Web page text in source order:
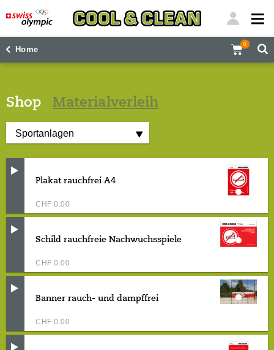
Home
0
Shop Materialverleih
Plakat rauchfrei A4
CHF0.00
Schild rauchfreie Nachwuchsspiele
CHF0.00
Banner rauch- und dampffrei
CHF0.00